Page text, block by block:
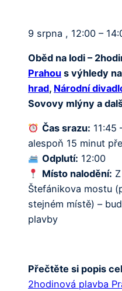
9 srpna , 12:00 –
Oběd na lodi –
Prahou s výhledy na
hrad, Národní
Sovovy mlýny a
Čas srazu: 11:45
alespoň 15 minut
Odplutí: 12:00
Místo nalodění:
Štefánikova mostu
stejném místě) –
plavby
Přečtěte si popis
2hodinová plavba